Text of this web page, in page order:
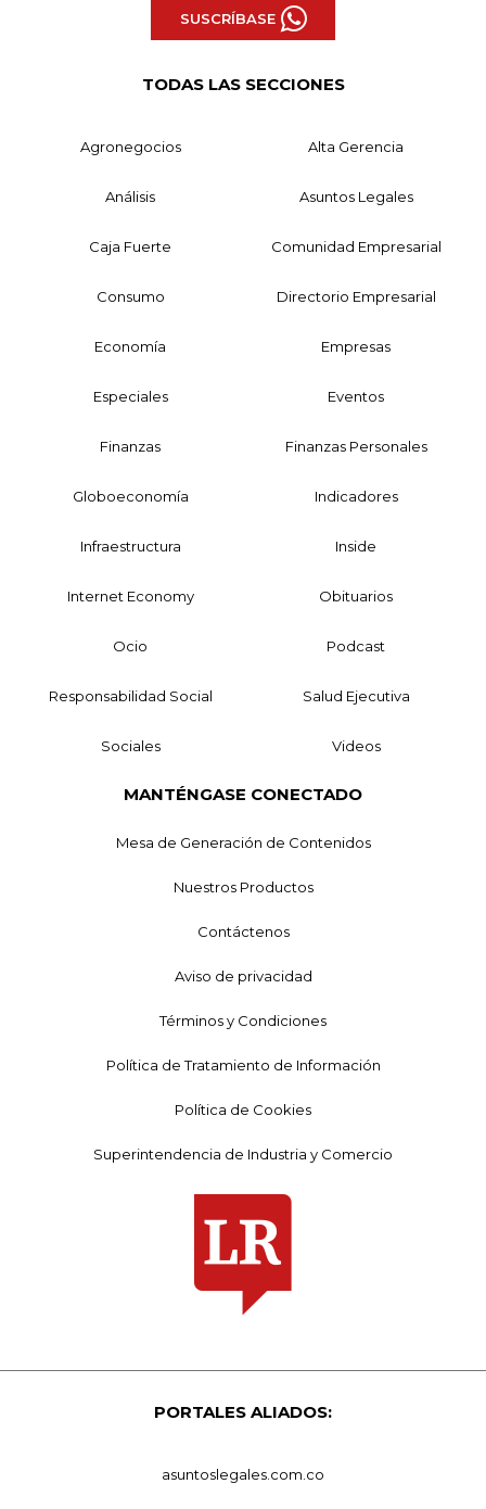
SUSCRÍBASE
TODAS LAS SECCIONES
Agronegocios Alta Gerencia
Análisis Asuntos Legales
Caja Fuerte Comunidad Empresarial
Consumo Directorio Empresarial
Economía Empresas
Especiales Eventos
Finanzas Finanzas Personales
Globoeconomía Indicadores
Infraestructura Inside
Internet Economy Obituarios
Ocio Podcast
Responsabilidad Social Salud Ejecutiva
Sociales Videos
MANTÉNGASE CONECTADO
Mesa de Generación de Contenidos
Nuestros Productos
Contáctenos
Aviso de privacidad
Términos y Condiciones
Política de Tratamiento de Información
Política de Cookies
Superintendencia de Industria y Comercio
PORTALES ALIADOS:
asuntoslegales.com.co